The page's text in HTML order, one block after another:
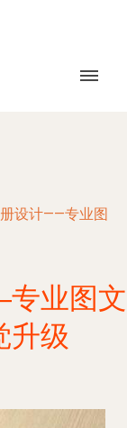
设计——专业图
业图文
升级